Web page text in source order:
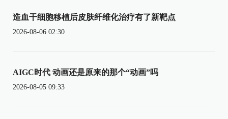
造血干细胞移植后皮肤纤维化治疗有了新靶点
2026-08-06 02:30
AIGC时代 动画还是原来的那个“动画”吗
2026-08-05 09:33